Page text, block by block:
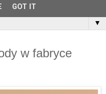
▼
w fabryce
GOT IT